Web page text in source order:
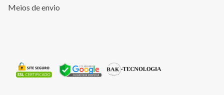
Meios de envio